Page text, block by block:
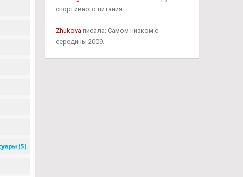
спортивного питания.
Zhukovaписала: Самом низком с
середины 2009.